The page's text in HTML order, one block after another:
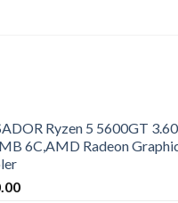
Ryzen 5 5600GT
6C,AMD Radeon